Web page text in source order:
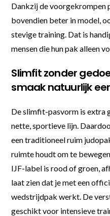
Dankzij de
bovendien beter in model,
stevige training. Dat is
mensen die hun pak alleen
Slimfit zonder
smaak natuurlijk
De slimfit-pasvorm is extra
nette, sportieve lijn.
een traditioneel ruim
ruimte houdt om te
IJF-label is rood of groen,
laat zien dat je met een
wedstrijdpak werkt. De
geschikt voor intensieve